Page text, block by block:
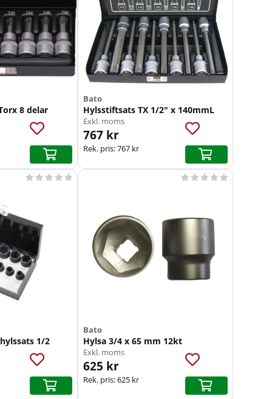
8 delar
Bato
Hylsstiftsats TX 1/2" x 140mmL
Exkl. moms
767 kr
Rek. pris:767 kr
1/2
    
Bato
Hylsa 3/4 x 65 mm 12kt
    
Exkl. moms
625 kr
Rek. pris:625 kr